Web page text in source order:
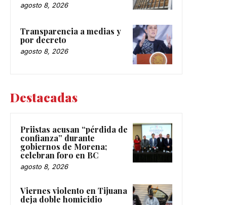
agosto 8, 2026
Transparencia a medias y
por decreto
agosto 8, 2026
Destacadas
Priistas acusan “pérdida de
confianza” durante
gobiernos de Morena;
celebran foro en BC
agosto 8, 2026
Viernes violento en Tijuana
deja doble homicidio